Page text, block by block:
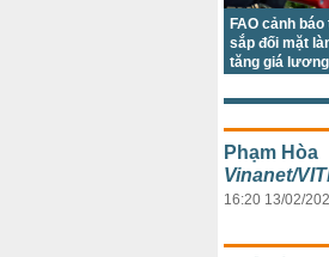
FAO cảnh
sắp đối mặt
tăng giá
Phạm Hòa
Vinanet/
16:20 13/02/